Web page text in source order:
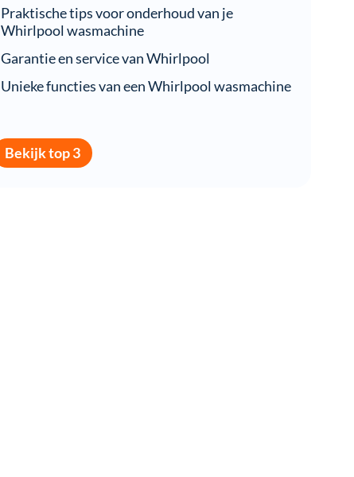
Praktische tips voor onderhoud van je
Whirlpool wasmachine
Garantie en service van Whirlpool
Unieke functies van een Whirlpool wasmachine
Bekijk top 3